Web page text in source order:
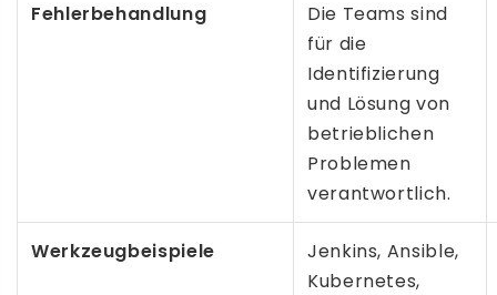
Fehlerbehandlung
Die Teams sind
für die
Identifizierung
und Lösung von
betrieblichen
Problemen
verantwortlich.
Werkzeugbeispiele
Jenkins, Ansible,
Kubernetes,